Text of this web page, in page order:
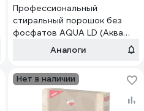
Профессиональный
стиральный порошок без
фосфатов AQUA LD (Аква
ЛД) 9кг GOODMIX 173310
Аналоги
Нет в наличии